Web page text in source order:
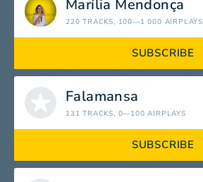
Marília Mendonça
220 TRACKS, 100—1 000 AIRPLAYS
SUBSCRIBE
Falamansa
131 TRACKS, 0—100 AIRPLAYS
SUBSCRIBE